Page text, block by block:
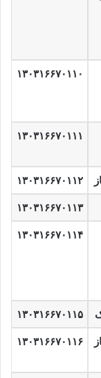
۱۳۰۳۱۶۶۷۰۱۱۰
۱۳۰۳۱۶۶۷۰۱۱۱
۱۳۰۳۱۶۶۷۰۱۱۲
۱۳۰۳۱۶۶۷۰۱۱۳
۱۳۰۳۱۶۶۷۰۱۱۴
۱۳۰۳۱۶۶۷۰۱۱۵
۱۳۰۳۱۶۶۷۰۱۱۶